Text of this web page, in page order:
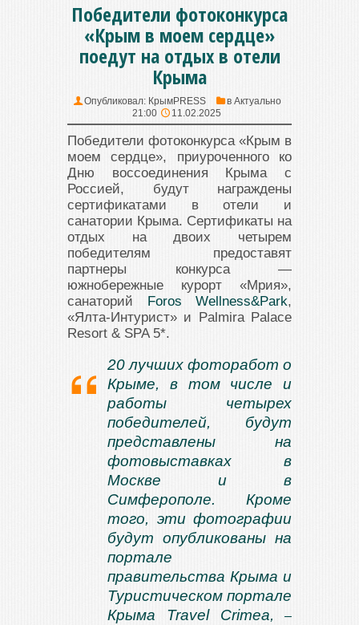
Победители фотоконкурса
«Крым в моем сердце»
поедут на отдых в отели
Крыма
Опубликовал: КрымPRESS в Актуально
21:00
11.02.2025
Победители фотоконкурса «Крым в
моем сердце», приуроченного ко
Дню воссоединения Крыма с
Россией, будут награждены
сертификатами в отели и
санатории Крыма. Сертификаты на
отдых на двоих четырем
победителям предоставят
партнеры конкурса —
южнобережные курорт «Мрия»,
cанаторий Foros Wellness&Park,
«Ялта-Интурист» и Palmira Palace
Resort & SPA 5*.
20 лучших фоторабот о
Крыме, в том числе и
работы четырех
победителей, будут
представлены на
фотовыставках в
Москве и в
Симферополе. Кроме
того, эти фотографии
будут опубликованы на
портале
правительства Крыма и
Туристическом портале
Крыма Travel Crimea,
–